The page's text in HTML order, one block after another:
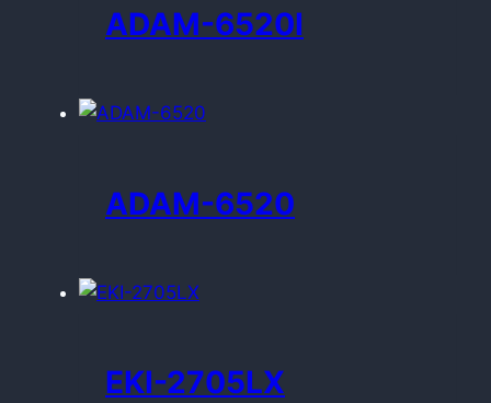
ADAM-6520I
ADAM-6520
EKI-2705LX